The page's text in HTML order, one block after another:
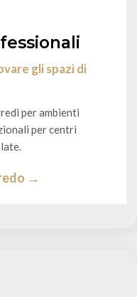
gli spazi di
per ambienti
per centri
→